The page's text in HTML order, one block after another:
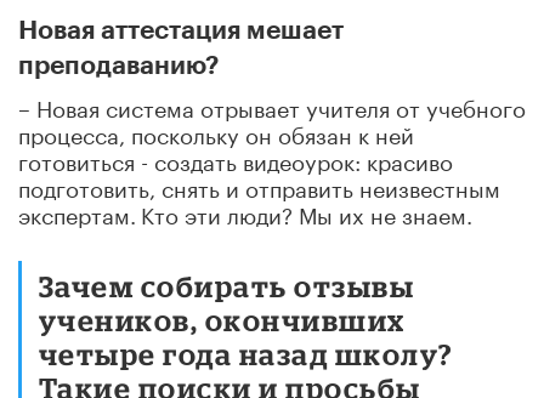
Новая аттестация мешает
преподаванию?
– Новая система отрывает учителя от учебного
процесса, поскольку он обязан к ней
готовиться - создать видеоурок: красиво
подготовить, снять и отправить неизвестным
экспертам. Кто эти люди? Мы их не знаем.
Зачем собирать отзывы
учеников, окончивших
четыре года назад школу?
Такие поиски и просьбы